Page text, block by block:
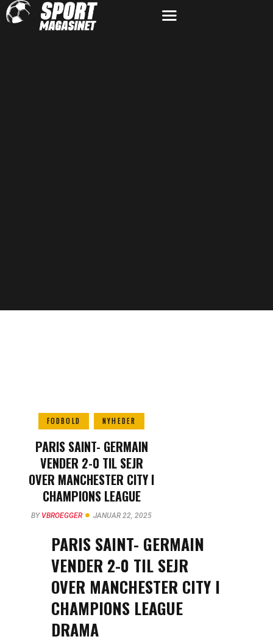
FODBOLD NYHEDER
PARIS SAINT- GERMAIN
VENDER 2-0 TIL SEJR
OVER MANCHESTER CITY I
CHAMPIONS LEAGUE
DRAMA
BY VBROEGGER JANUAR 22, 2025
PARIS SAINT- GERMAIN
VENDER 2-0 TIL SEJR
OVER MANCHESTER CITY I
CHAMPIONS LEAGUE
DRAMA